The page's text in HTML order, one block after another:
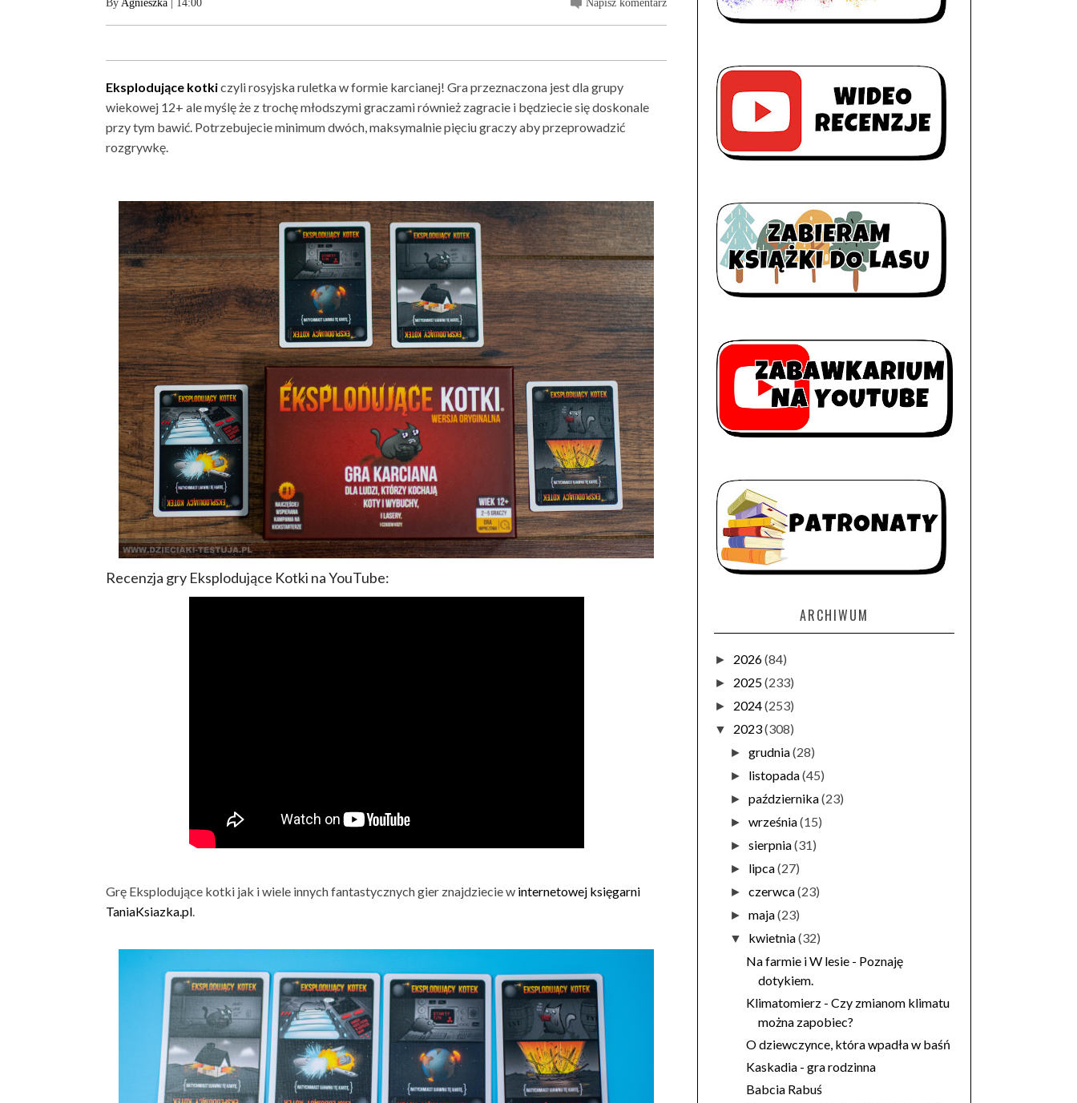
By Agnieszka | 14:00 Napisz komentarz
Eksplodujące kotkiczyli rosyjska ruletka w formie karcianej! Gra przeznaczona jest dla grupy
wiekowej 12+ ale myślę że z trochę młodszymi graczami również zagracie i będziecie się doskonale
przy tym bawić. Potrzebujecie minimum dwóch, maksymalnie pięciu graczy aby przeprowadzić
rozgrywkę.
Recenzja gry Eksplodujące Kotki na YouTube:
Grę Eksplodujące kotki jak i wiele innych fantastycznych gier znajdziecie w internetowej księgarni
TaniaKsiazka.pl
ARCHIWUM
► 2026(84)
► 2025(233)
► 2024(253)
▼ 2023(308)
►grudnia(28)
► listopada(45)
►października(23)
►września(15)
►sierpnia(31)
► lipca(27)
►czerwca(23)
►maja(23)
▼ kwietnia(32)
Na farmie i W lesie - Poznaję
dotykiem.
Klimatomierz - Czy zmianom klimatu
można zapobiec?
O dziewczynce, która wpadła w baśń
Kaskadia - gra rodzinna
Babcia Rabuś